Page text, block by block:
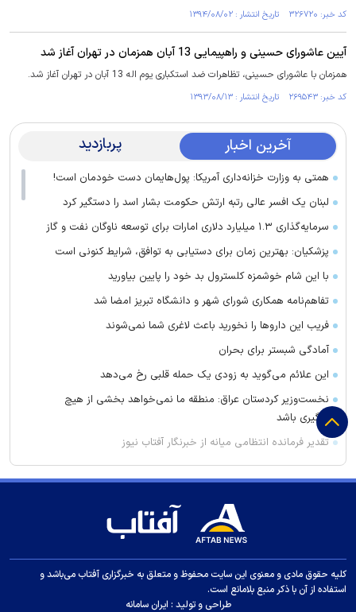
کد خبر: ۳۲۶۷۲۰ تاریخ انتشار : ۱۳۹۴/۰۸/۰۲
آیین عاشورای حسینی و راهپیمایی 13 آبان همزمان در تهران آغاز شد
همزمان با عاشورای حسینی، تظاهرات ضد استکباری یوم اله 13 آبان در تهران آغاز شد.
کد خبر: ۲۶۹۵۴۳ تاریخ انتشار : ۱۳۹۳/۰۸/۱۳
آخرین اخبار پربازدید
همتی به وزارت خزانه‌داری آمریکا: پول‌هایمان دست خودمان است!
لبنان یک افسر عالی رتبه ارتش حکومت بشار اسد را دستگیر کرد
سرمایه‌گذاری ۱.۳ میلیارد دلاری امارات برای توسعه ناوگان نفت و گاز
پزشکیان: بهترین زمان برای دستیابی به توافق، شرایط کنونی است
با این شام خوشمزه کلسترول بد خود را پایین بیاورید
تفاهم‌نامه همکاری شورای شهر و دانشگاه تبریز امضا شد
فریب این دارو‌ها را نخورید باعث لاغری شما نمی‌شوند
آمادگی شبستر برای بحران
این علائم می‌گوید به زودی یک حمله قلبی رخ می‌دهد
نخست‌وزیر کردستان عراق: منطقه ما نمی‌خواهد بخشی از هیچ
درگیری باشد
تقدیر فرمانده انتظامی میانه از خبرنگار آفتاب نیوز
وضعیت عجیب خرید‌های جدید استقلال مثل دو ستاره پرسپولیس
درخشش بهزیستی آذربایجان‌شرقی در رتبه‌بندی کشوری
پیروزی تراکتور در دیدار تدارکاتی مقابل شمس‌آذر
میزبانی آسیایی استقلال در هاله‌ای از ابهام
آخرین بازی دوستانه پرسپولیس قبل از شروع لیگ پشت در‌های بسته
کلیه حقوق مادی و معنوی این سایت محفوظ و متعلق به خبرگزاری آفتاب می‌باشد و
استفاده از آن با ذکر منبع بلامانع است.
طراحی و تولید : ایران سامانه